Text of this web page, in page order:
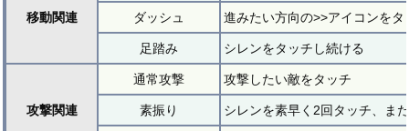
移動関連 ダッシュ 進みたい方向の>>アイコンをタ
足踏み シレンをタッチし続ける
攻撃関連
通常攻撃 攻撃したい敵をタッチ
素振り シレンを素早く2回タッチ、ま